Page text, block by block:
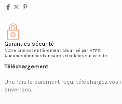
Garanties sécurité
Notre site est entièrement sécurisé par HTPS
Aucunes données bancaires stockées sur ce site
Téléchargement
Une fois le paiement reçu, téléchargez vos
enverrons.